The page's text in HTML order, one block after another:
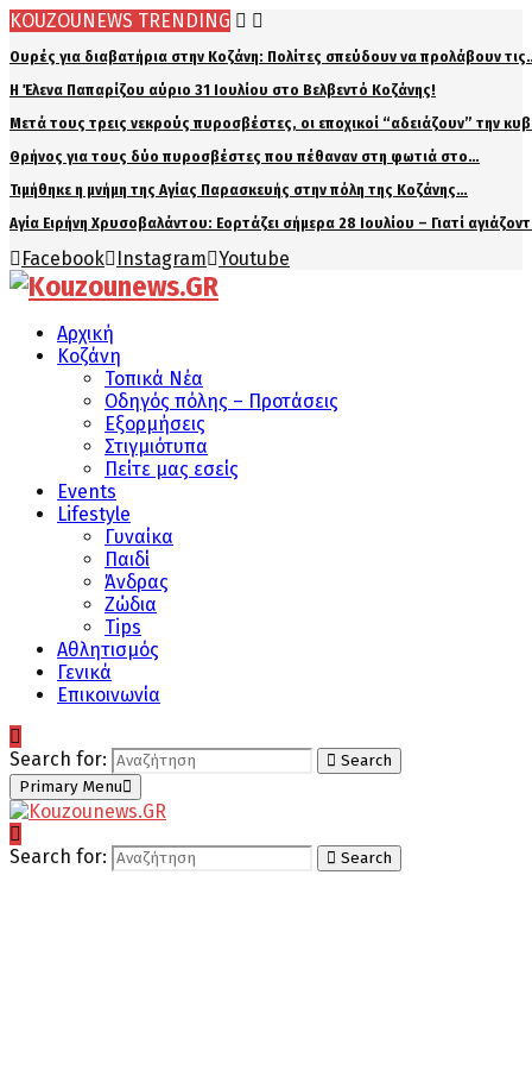
KOUZOUNEWS TRENDING
Ουρές για διαβατήρια στην Κοζάνη: Πολίτες σπεύδουν να προλάβουν
Η Έλενα Παπαρίζου αύριο 31 Ιουλίου στο Βελβεντό Κοζάνης!
Μετά τους τρεις νεκρούς πυροσβέστες, οι εποχικοί “αδειάζουν” την
Θρήνος για τους δύο πυροσβέστες που πέθαναν στη φωτιά στο…
Τιμήθηκε η μνήμη της Αγίας Παρασκευής στην πόλη της Κοζάνης…
Αγία Ειρήνη Χρυσοβαλάντου: Εορτάζει σήμερα 28 Ιουλίου – Γιατί
Facebook Instagram Youtube
Αρχική
Κοζάνη
Τοπικά Νέα
Οδηγός πόλης – Προτάσεις
Εξορμήσεις
Στιγμιότυπα
Πείτε μας εσείς
Events
Lifestyle
Γυναίκα
Παιδί
Άνδρας
Ζώδια
Tips
Αθλητισμός
Γενικά
Επικοινωνία
Search for:
Search
Primary Menu
Search for: Search